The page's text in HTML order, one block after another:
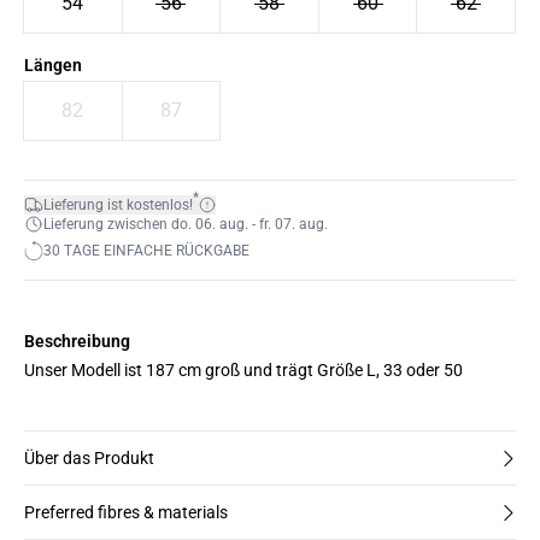
Längen
82 87
Lieferung ist kostenlos!*
Lieferung zwischen do. 06. aug. - fr. 07. aug.
30 TAGE EINFACHE RÜCKGABE
Beschreibung
Unser Modell ist 187 cm groß und trägt Größe L, 33 oder 50
Über das Produkt
Preferred fibres & materials